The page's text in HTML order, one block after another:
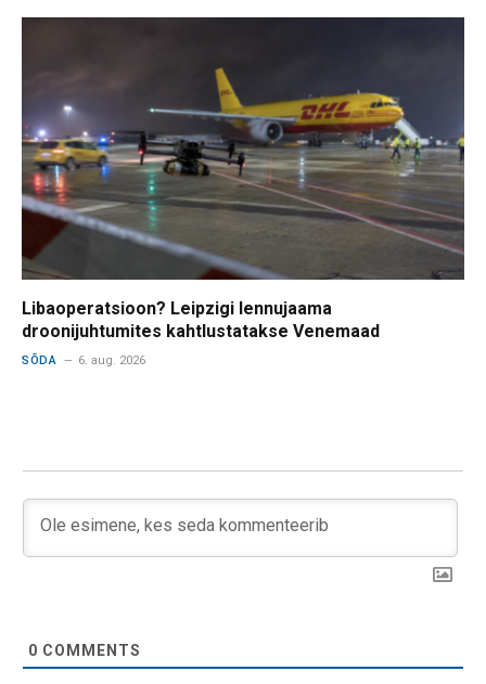
Libaoperatsioon? Leipzigi lennujaama
droonijuhtumites kahtlustatakse Venemaad
SÕDA 6. aug. 2026
0 COMMENTS